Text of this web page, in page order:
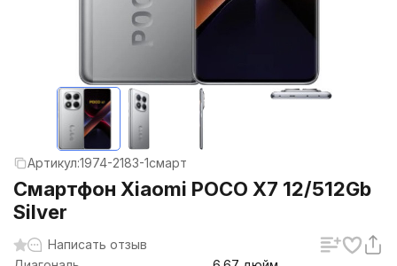
Артикул:1974-2183-1смарт
Смартфон Xiaomi POCO X7 12/512Gb
Silver
Написать отзыв